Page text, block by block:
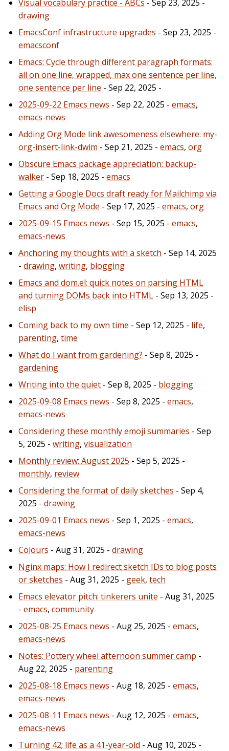
Visual vocabulary practice - ABCs - Sep 23, 2025 -
drawing
EmacsConf infrastructure upgrades - Sep 23, 2025 -
emacsconf
Emacs: Cycle through different paragraph formats:
all on one line, wrapped, max one sentence per line,
one sentence per line - Sep 22, 2025 -
2025-09-22 Emacs news - Sep 22, 2025 - emacs,
emacs-news
Adding Org Mode link awesomeness elsewhere: my-
org-insert-link-dwim - Sep 21, 2025 - emacs, org
Obscure Emacs package appreciation: backup-
walker - Sep 18, 2025 - emacs
Getting a Google Docs draft ready for Mailchimp via
Emacs and Org Mode - Sep 17, 2025 - emacs, org
2025-09-15 Emacs news - Sep 15, 2025 - emacs,
emacs-news
Anchoring my thoughts with a sketch - Sep 14, 2025
- drawing, writing, blogging
Emacs and dom.el: quick notes on parsing HTML
and turning DOMs back into HTML - Sep 13, 2025 -
elisp
Coming back to my own time - Sep 12, 2025 - life,
parenting, time
What do I want from gardening? - Sep 8, 2025 -
gardening
Writing into the quiet - Sep 8, 2025 - blogging
2025-09-08 Emacs news - Sep 8, 2025 - emacs,
emacs-news
Considering these monthly emoji summaries - Sep
5, 2025 - writing, visualization
Monthly review: August 2025 - Sep 5, 2025 -
monthly, review
Considering the format of daily sketches - Sep 4,
2025 - drawing
2025-09-01 Emacs news - Sep 1, 2025 - emacs,
emacs-news
Colours - Aug 31, 2025 - drawing
Nginx maps: How I redirect sketch IDs to blog posts
or sketches - Aug 31, 2025 - geek, tech
Emacs elevator pitch: tinkerers unite - Aug 31, 2025
- emacs, community
2025-08-25 Emacs news - Aug 25, 2025 - emacs,
emacs-news
Notes: Pottery wheel afternoon summer camp -
Aug 22, 2025 - parenting
2025-08-18 Emacs news - Aug 18, 2025 - emacs,
emacs-news
2025-08-11 Emacs news - Aug 12, 2025 - emacs,
emacs-news
Turning 42; life as a 41-year-old - Aug 10, 2025 -